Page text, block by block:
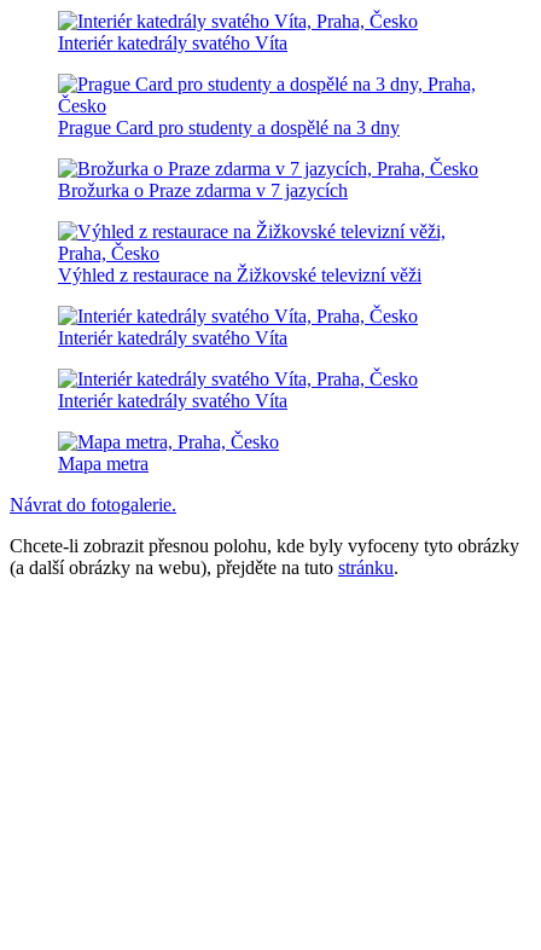
Interiér katedrály svatého Víta
Prague Card pro studenty a dospělé na 3 dny
Brožurka o Praze zdarma v 7 jazycích
Výhled z restaurace na Žižkovské televizní věži
Interiér katedrály svatého Víta
Interiér katedrály svatého Víta
Mapa metra
Návrat do fotogalerie.
Chcete-li zobrazit přesnou polohu, kde byly vyfoceny tyto obrázky
(a další obrázky na webu), přejděte na tuto stránku.